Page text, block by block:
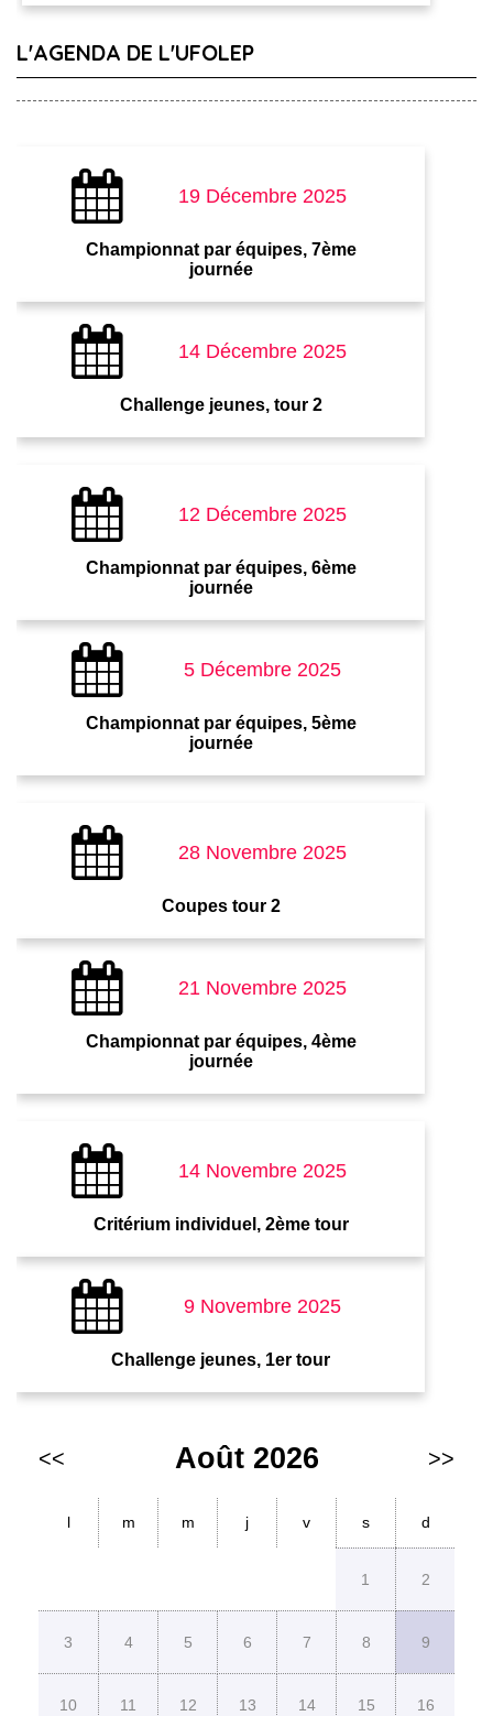
L'AGENDA DE L'UFOLEP
19 Décembre 2025
Championnat par équipes, 7ème
journée
14 Décembre 2025
Challenge jeunes, tour 2
12 Décembre 2025
Championnat par équipes, 6ème
journée
5 Décembre 2025
Championnat par équipes, 5ème
journée
28 Novembre 2025
Coupes tour 2
21 Novembre 2025
Championnat par équipes, 4ème
journée
14 Novembre 2025
Critérium individuel, 2ème tour
9 Novembre 2025
Challenge jeunes, 1er tour
<< Août 2026 >>
l m m j v s d
1 2
3 4 5 6 7 8 9
10 11 12 13 14 15 16